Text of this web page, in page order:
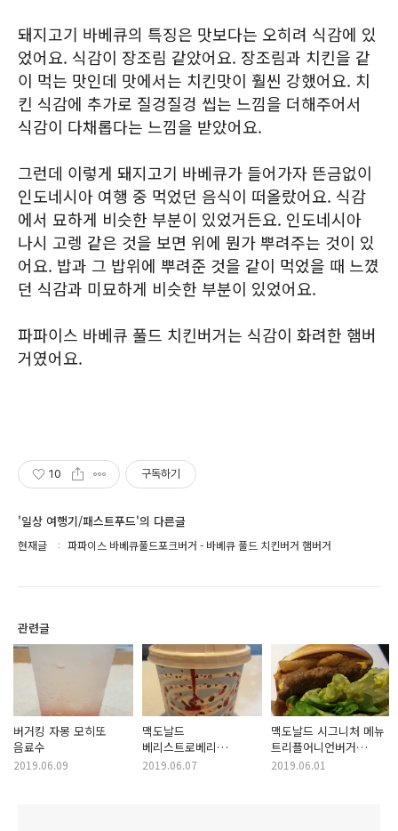
돼지고기 바베큐의 특징은 맛보다는 오히려 식감에 있
었어요. 식감이 장조림 같았어요. 장조림과 치킨을 같
이 먹는 맛인데 맛에서는 치킨맛이 훨씬 강했어요. 치
킨 식감에 추가로 질겅질겅 씹는 느낌을 더해주어서
식감이 다채롭다는 느낌을 받았어요.
그런데 이렇게 돼지고기 바베큐가 들어가자 뜬금없이
인도네시아 여행 중 먹었던 음식이 떠올랐어요. 식감
에서 묘하게 비슷한 부분이 있었거든요. 인도네시아
나시 고렝 같은 것을 보면 위에 뭔가 뿌려주는 것이 있
어요. 밥과 그 밥위에 뿌려준 것을 같이 먹었을 때 느꼈
던 식감과 미묘하게 비슷한 부분이 있었어요.
파파이스 바베큐 풀드 치킨버거는 식감이 화려한 햄버
거였어요.
10 구독하기
'일상 여행기/패스트푸드'의 다른글
현재글 파파이스 바베큐풀드포크버거 - 바베큐 풀드 치킨버거 햄버거
관련글
버거킹 자몽 모히또
음료수
2019.06.09
맥도날드
베리스트로베리
맥플러리
2019.06.07
맥도날드 시그니처 메뉴
트리플어니언버거
햄버거
2019.06.01